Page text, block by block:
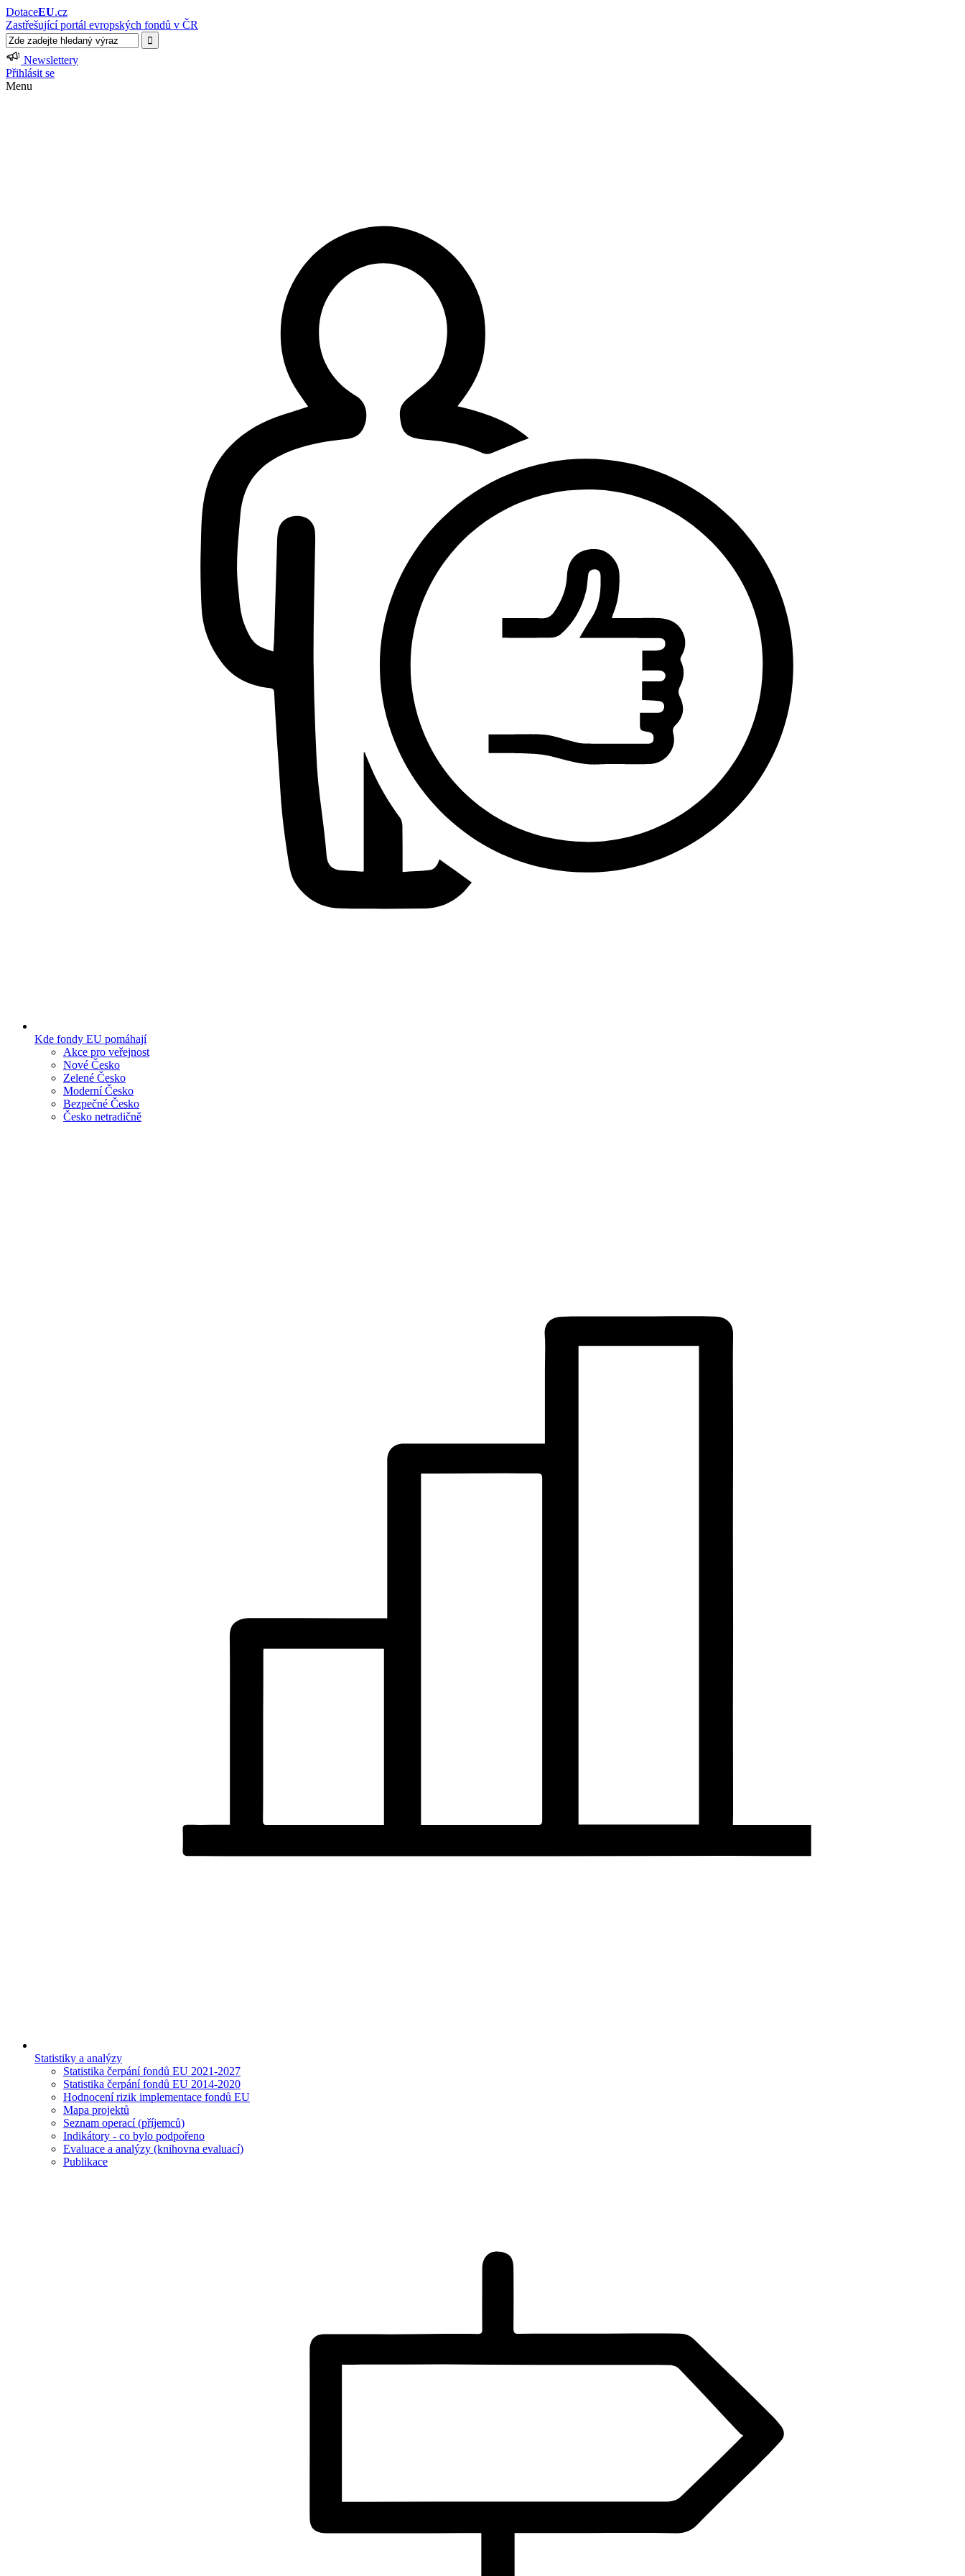
DotaceEU.cz
Zastřešující portál evropských fondů v ČR
Newslettery
Přihlásit se
Menu
Kde fondy EU pomáhají
Akce pro veřejnost
Nové Česko
Zelené Česko
Moderní Česko
Bezpečné Česko
Česko netradičně
Statistiky a analýzy
Statistika čerpání fondů EU 2021-2027
Statistika čerpání fondů EU 2014-2020
Hodnocení rizik implementace fondů EU
Mapa projektů
Seznam operací (příjemců)
Indikátory - co bylo podpořeno
Evaluace a analýzy (knihovna evaluací)
Publikace